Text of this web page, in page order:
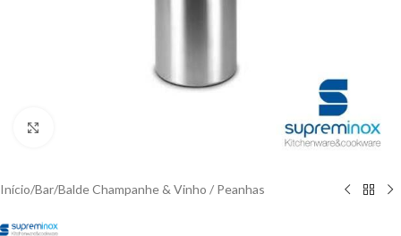
Início/Bar/Balde Champanhe & Vinho / Peanhas